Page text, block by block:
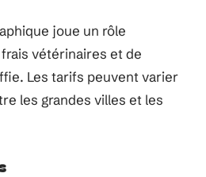
joue un rôle
vétérinaires et de
Les tarifs peuvent varier
les grandes villes et les